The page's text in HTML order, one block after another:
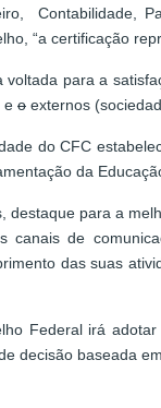
Contabilidade,
“a certificação
voltada para a
e o externos
do CFC
da
destaque para a
canais de
das suas
Federal irá
decisão baseada